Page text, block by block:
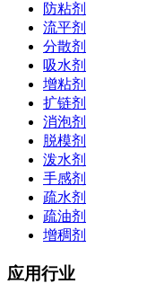
防粘剂
流平剂
分散剂
吸水剂
增粘剂
扩链剂
消泡剂
脱模剂
泼水剂
手感剂
疏水剂
疏油剂
增稠剂
应用行业